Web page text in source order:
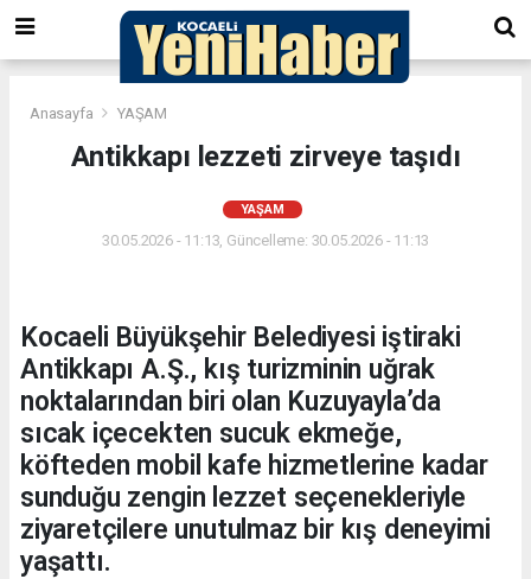
Anasayfa YAŞAM
Antikkapı lezzeti zirveye taşıdı
YAŞAM
30.05.2026 - 11:13, Güncelleme: 30.05.2026 - 11:13
Kocaeli Büyükşehir Belediyesi iştiraki
Antikkapı A.Ş., kış turizminin uğrak
noktalarından biri olan Kuzuyayla’da
sıcak içecekten sucuk ekmeğe,
köfteden mobil kafe hizmetlerine kadar
sunduğu zengin lezzet seçenekleriyle
ziyaretçilere unutulmaz bir kış deneyimi
yaşattı.